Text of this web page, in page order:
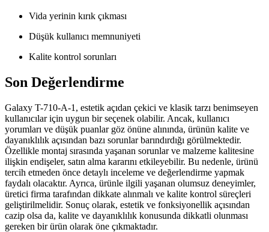
Vida yerinin kırık çıkması
Düşük kullanıcı memnuniyeti
Kalite kontrol sorunları
Son Değerlendirme
Galaxy T-710-A-1, estetik açıdan çekici ve klasik tarzı benimseyen
kullanıcılar için uygun bir seçenek olabilir. Ancak, kullanıcı
yorumları ve düşük puanlar göz önüne alınında, ürünün kalite ve
dayanıklılık açısından bazı sorunlar barındırdığı görülmektedir.
Özellikle montaj sırasında yaşanan sorunlar ve malzeme kalitesine
ilişkin endişeler, satın alma kararını etkileyebilir. Bu nedenle, ürünü
tercih etmeden önce detaylı inceleme ve değerlendirme yapmak
faydalı olacaktır. Ayrıca, ürünle ilgili yaşanan olumsuz deneyimler,
üretici firma tarafından dikkate alınmalı ve kalite kontrol süreçleri
geliştirilmelidir. Sonuç olarak, estetik ve fonksiyonellik açısından
cazip olsa da, kalite ve dayanıklılık konusunda dikkatli olunması
gereken bir ürün olarak öne çıkmaktadır.